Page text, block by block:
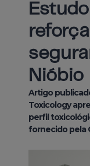
Nióbio
Artigo
Toxicology
perfil
fornecido pela